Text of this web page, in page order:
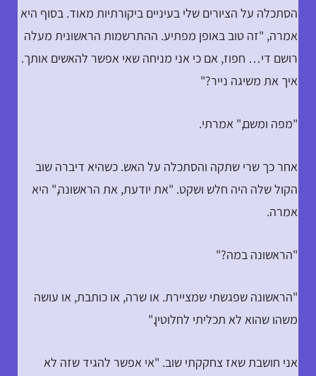
הסתכלה על הציורים שלי בעיניים ביקורתיות מאוד. בסוף היא
אמרה, "זה טוב באופן מפתיע. ההתרשמות הראשונית מעלה
רושם די… חפוז, אם כי אני מניחה שאי אפשר להאשים אותך.
איך את משיגה נייר?"
"מפה ומשם," אמרתי.
אחר כך שרי שתקה והסתכלה על האש. כשהיא דיברה שוב
הקול שלה היה חלש ושקט. "את יודעת, את הראשונה," היא
אמרה.
"הראשונה במה?"
"הראשונה שפגשתי שמציירת. או שרה, או כותבת, או עושה
משהו שהוא לא תכליתי לחלוטין."
אני חושבת שאז צחקקתי שוב. "אי אפשר להגיד שזה לא